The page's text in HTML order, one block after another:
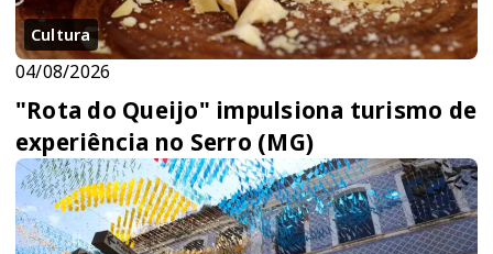
Cultura
04/08/2026
"Rota do Queijo" impulsiona turismo de
experiência no Serro (MG)